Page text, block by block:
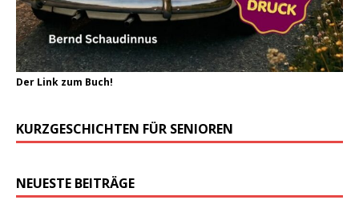
Der Link zum Buch!
KURZGESCHICHTEN FÜR SENIOREN
NEUESTE BEITRÄGE